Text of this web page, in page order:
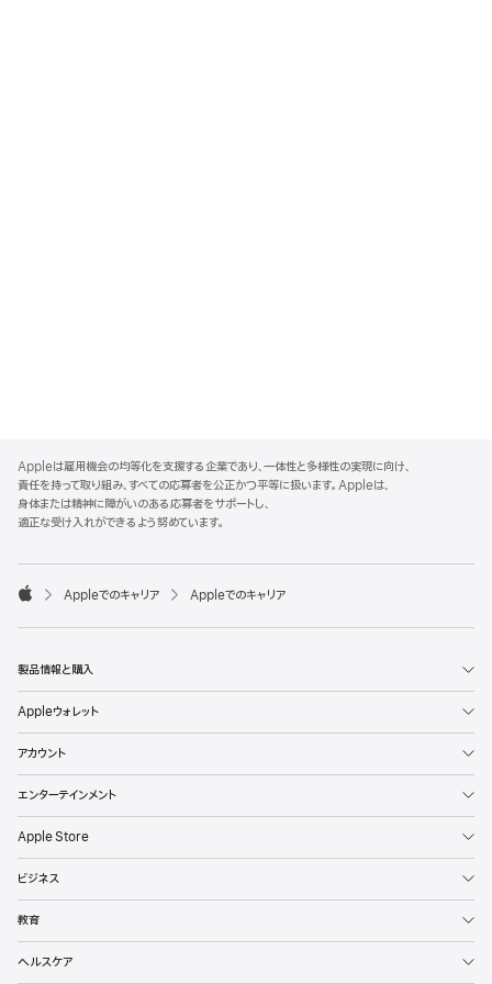
p
p
l
e
o
t
Appleは雇用機会の均等化を支援する企業であり、一体性と多様性の実現に向け、
責任を持って取り組み、すべての応募者を公正かつ平等に扱います。Appleは、
身体または精神に障がいのある応募者をサポートし、
適正な受け入れができるよう努めています。

p
l
Appleでのキャリア Appleでのキャリア
製品情報と購入
Appleウォレット
アカウント
エンターテインメント
Apple Store
ビジネス
教育
ヘルスケア